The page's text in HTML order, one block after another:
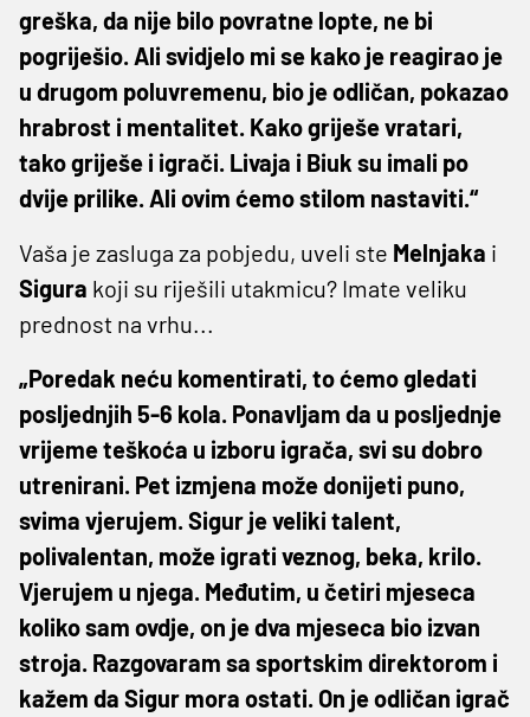
greška, da nije bilo povratne lopte, ne bi
pogriješio. Ali svidjelo mi se kako je reagirao je
u drugom poluvremenu, bio je odličan, pokazao
hrabrost i mentalitet. Kako griješe vratari,
tako griješe i igrači. Livaja i Biuk su imali po
dvije prilike. Ali ovim ćemo stilom nastaviti.“
Vaša je zasluga za pobjedu, uveli ste Melnjaka i
Sigura koji su riješili utakmicu? Imate veliku
prednost na vrhu...
„Poredak neću komentirati, to ćemo gledati
posljednjih 5-6 kola. Ponavljam da u posljednje
vrijeme teškoća u izboru igrača, svi su dobro
utrenirani. Pet izmjena može donijeti puno,
svima vjerujem. Sigur je veliki talent,
polivalentan, može igrati veznog, beka, krilo.
Vjerujem u njega. Međutim, u četiri mjeseca
koliko sam ovdje, on je dva mjeseca bio izvan
stroja. Razgovaram sa sportskim direktorom i
kažem da Sigur mora ostati. On je odličan igrač